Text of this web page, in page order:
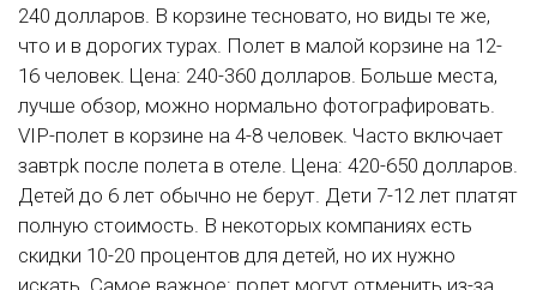
240 долларов. В корзине тесновато, но виды те же,
что и в дорогих турах. Полет в малой корзине на 12-
16 человек. Цена: 240-360 долларов. Больше места,
лучше обзор, можно нормально фотографировать.
VIP-полет в корзине на 4-8 человек. Часто включает
завтрk после полета в отеле. Цена: 420-650 долларов.
Детей до 6 лет обычно не берут. Дети 7-12 лет платят
полную стоимость. В некоторых компаниях есть
скидки 10-20 процентов для детей, но их нужно